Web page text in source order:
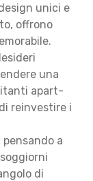
unici e
offrono
una
apart-
reinvestire i
a
di